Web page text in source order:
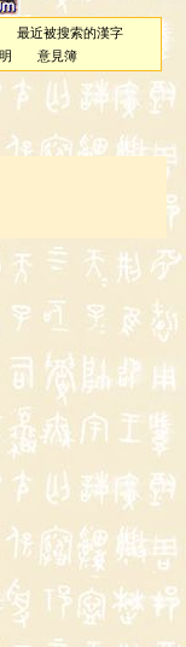
最近被搜索的漢字
意見簿